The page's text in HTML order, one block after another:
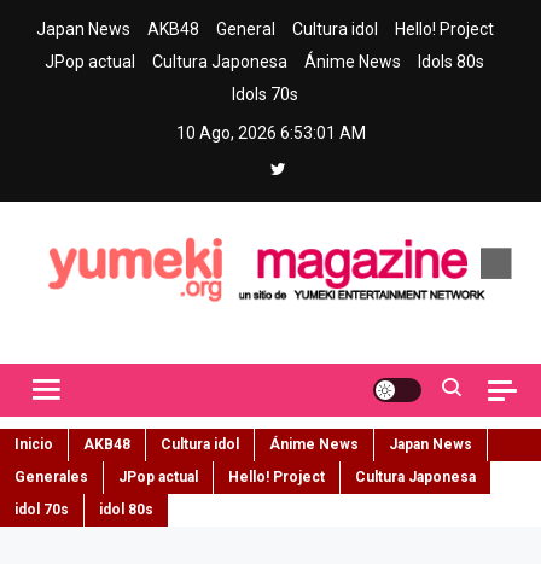
Japan News AKB48 General Cultura idol
Hello! Project
JPop actual
Cultura Japonesa Ánime News
Idols 80s
Idols 70s
10 Ago, 2026 6:53:02 AM
Inicio AKB48 Cultura idol Ánime News
Japan News
Generales
JPop actual Hello! Project
Cultura Japonesa
idol 70s
idol 80s